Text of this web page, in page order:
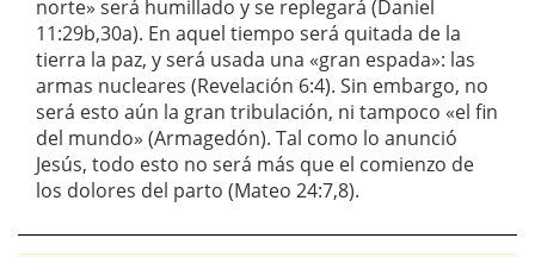
norte» será humillado y se replegará (Daniel
11:29b,30a). En aquel tiempo será quitada de la
tierra la paz, y será usada una «gran espada»: las
armas nucleares (Revelación 6:4). Sin embargo, no
será esto aún la gran tribulación, ni tampoco «el fin
del mundo» (Armagedón). Tal como lo anunció
Jesús, todo esto no será más que el comienzo de
los dolores del parto (Mateo 24:7,8).